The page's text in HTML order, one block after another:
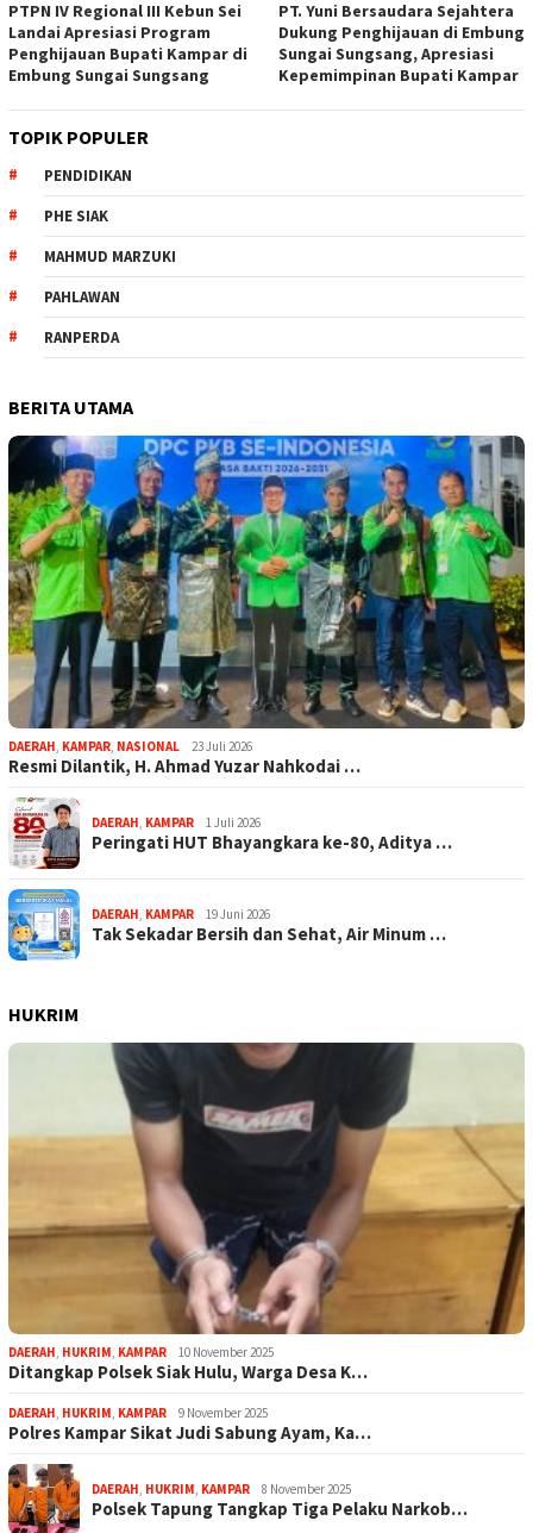
PTPN IV Regional III Kebun Sei
Landai Apresiasi Program
Penghijauan Bupati Kampar di
Embung Sungai Sungsang
PT. Yuni Bersaudara Sejahtera
Dukung Penghijauan di Embung
Sungai Sungsang, Apresiasi
Kepemimpinan Bupati Kampar ‎
TOPIK POPULER
PENDIDIKAN
PHE SIAK
MAHMUD MARZUKI
PAHLAWAN
RANPERDA
BERITA UTAMA
DAERAH KAMPAR NASIONAL 23 Juli 2026
Resmi Dilantik, H. Ahmad Yuzar Nahkodai …
DAERAH KAMPAR 1 Juli 2026
Peringati HUT Bhayangkara ke-80, Aditya …
DAERAH KAMPAR 19 Juni 2026
Tak Sekadar Bersih dan Sehat, Air Minum …
HUKRIM
DAERAH, HUKRIM, KAMPAR 10 November 2025
Ditangkap Polsek Siak Hulu, Warga Desa K…
DAERAH, HUKRIM, KAMPAR 9 November 2025
Polres Kampar Sikat Judi Sabung Ayam, Ka…
DAERAH, HUKRIM, KAMPAR 8 November 2025
Polsek Tapung Tangkap Tiga Pelaku Narkob…